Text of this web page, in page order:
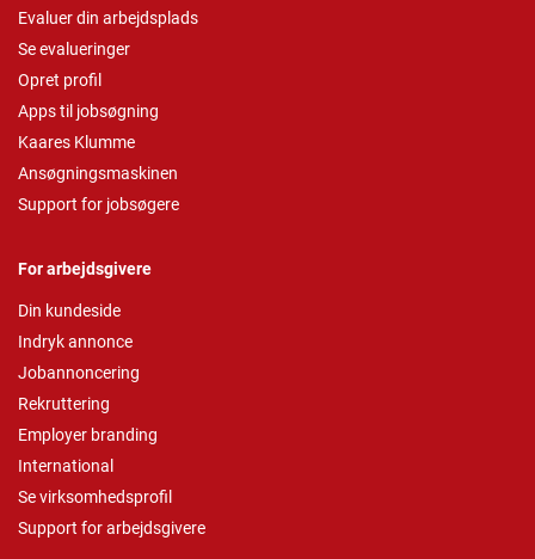
Evaluer din arbejdsplads
Se evalueringer
Opret profil
Apps til jobsøgning
Kaares Klumme
Ansøgningsmaskinen
Support for jobsøgere
For arbejdsgivere
Din kundeside
Indryk annonce
Jobannoncering
Rekruttering
Employer branding
International
Se virksomhedsprofil
Support for arbejdsgivere